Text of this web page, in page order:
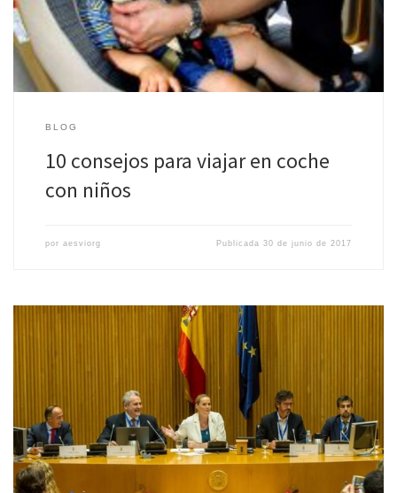
BLOG
10 consejos para viajar en coche
con niños
por aesviorg Publicada30 de junio de 2017
Por primera vez en España, fabricantes de sistemas de retención
infantiles, importadores de sillitas, clubes automovilísticos,
universidades, pediatras, urgencias, la Asociación Nacional de
Matronas, […]